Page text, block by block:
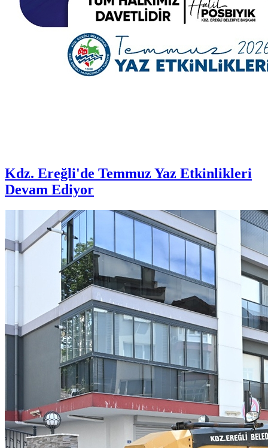
Kdz. Ereğli'de Temmuz Yaz Etkinlikleri
Devam Ediyor